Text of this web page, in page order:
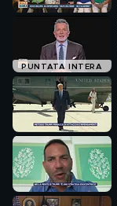
PUNTATA INTERA